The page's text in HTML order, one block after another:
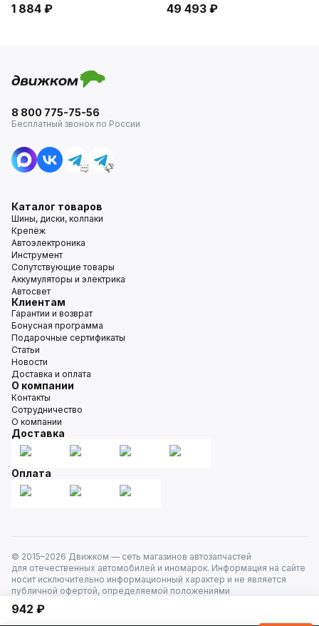
1 884 ₽ 49 493 ₽
942 ₽
8 800 775-75-56
Бесплатный звонок по России
Каталог товаров
Шины, диски, колпаки
Крепёж
Автоэлектроника
Инструмент
Сопутствующие товары
Аккумуляторы и электрика
Автосвет
Клиентам
Гарантии и возврат
Бонусная программа
Подарочные сертификаты
Статьи
Новости
Доставка и оплата
О компании
Контакты
Сотрудничество
О компании
Доставка
Оплата
© 2015–2026 Движком — сеть магазинов автозапчастей
для отечественных автомобилей и иномарок. Информация на сайте
носит исключительно информационный характер и не является
публичной офертой, определяемой положениями